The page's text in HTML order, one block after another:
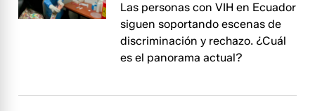
Las personas con VIH en Ecuador
siguen soportando escenas de
discriminación y rechazo. ¿Cuál
es el panorama actual?